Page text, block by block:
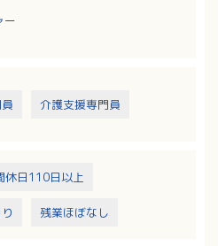
ー
介護支援専門員
休日110日以上
残業ほぼなし